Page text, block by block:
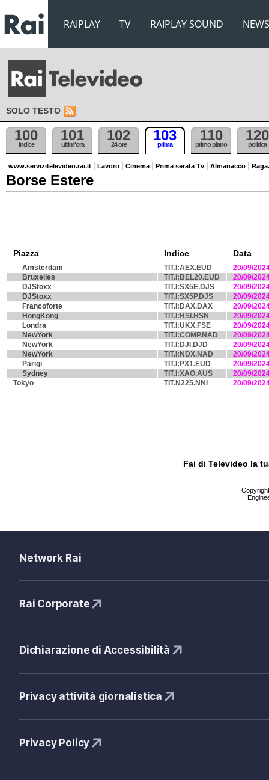
RAIPLAY TV RAIPLAY SOUND NEWS
SOLO TESTO
100
indice
101
ultim'ora
102
24 ore
103
prima
110
primo piano
120
politica
www.servizitelevideo.rai.it Lavoro Cinema Prima serata Tv Almanacco
Borse Estere
Piazza Indice Data
Amsterdam TIT.I:AEX.EUD
20/09/
Bruxelles
TIT.I:BEL20.EUD
20/09/
DJStoxx
TIT.I:SX5E.DJS
20/09/
DJStoxx
TIT.I:SX5P.DJS
20/09/
Francoforte
TIT.I:DAX.DAX
20/09/
HongKong
TIT.I:HSI.HSN
20/09/
Londra
TIT.I:UKX.FSE
20/09/
NewYork
TIT.I:COMP.NAD
20/09/
NewYork
TIT.I:DJI.DJD
20/09/
NewYork
TIT.I:NDX.NAD
20/09/
Parigi
TIT.I:PX1.EUD
20/09/
Sydney
TIT.I:XAO.AUS
20/09/
Tokyo
TIT.N225.NNI 20/09/
Fai di Televideo la